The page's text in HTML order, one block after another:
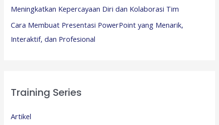
Meningkatkan Kepercayaan Diri dan Kolaborasi Tim
Cara Membuat Presentasi PowerPoint yang Menarik,
Interaktif, dan Profesional
Training Series
Artikel